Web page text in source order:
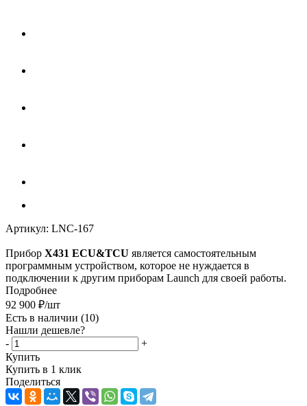
Артикул: LNC-167
Прибор X431 ECU&TCU является самостоятельным
программным устройством, которое не нуждается в
подключении к другим приборам Launch для своей работы.
Подробнее
92 900 ₽/шт
Есть в наличии (10)
Нашли дешевле?
-
+
Купить
Купить в 1 клик
Поделиться